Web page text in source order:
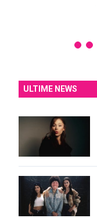
ULTIME NEWS